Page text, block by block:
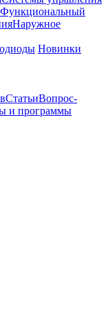
Функциональный
Наружное
Новинки
СтатьиВопрос-
и программы